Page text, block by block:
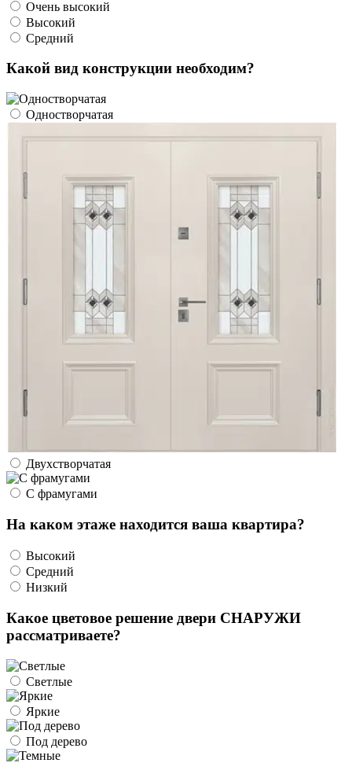
Очень высокий
Высокий
Средний
Какой вид конструкции необходим?
Одностворчатая
Двухстворчатая
С фрамугами
На каком этаже находится ваша квартира?
Высокий
Средний
Низкий
Какое цветовое решение двери СНАРУЖИ
рассматриваете?
Светлые
Яркие
Под дерево